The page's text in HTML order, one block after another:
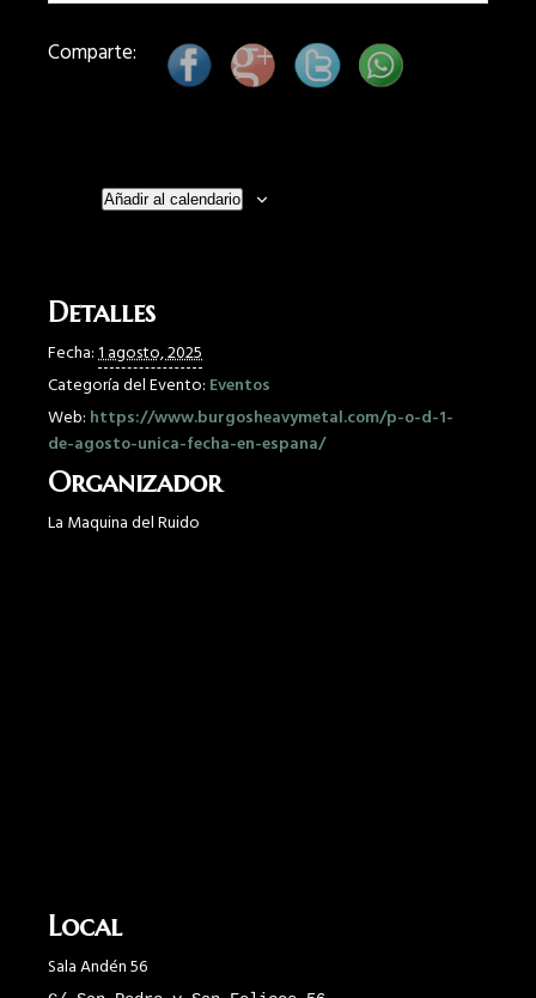
Comparte:
Añadir al calendario
Detalles
Fecha:1 agosto, 2025
Categoría del Evento: Eventos
Web: https://www.burgosheavymetal.com/p-o-d-1-
de-agosto-unica-fecha-en-espana/
Organizador
La Maquina del Ruido
Local
Sala Andén 56